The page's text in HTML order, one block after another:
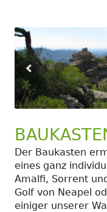
Der Baukasten
eines ganz
Amalfi, Sorrent
Golf von Neapel
einiger unserer